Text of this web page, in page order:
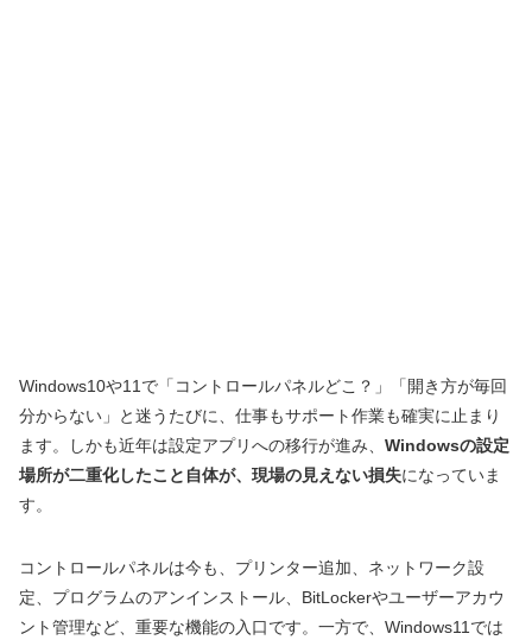
Windows10や11で「コントロールパネルどこ？」「開き方が毎回
分からない」と迷うたびに、仕事もサポート作業も確実に止まり
ます。しかも近年は設定アプリへの移行が進み、 Windowsの設定
場所が二重化したこと自体が、現場の見えない損失になっていま
す。
コントロールパネルは今も、プリンター追加、ネットワーク設
定、プログラムのアンインストール、BitLockerやユーザーアカウ
ント管理など、重要な機能の入口です。一方で、Windows11では